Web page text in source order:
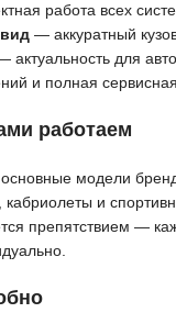
работа всех
— аккуратный
актуальность для
и полная
работаем
модели
кабриолеты и
препятствием —